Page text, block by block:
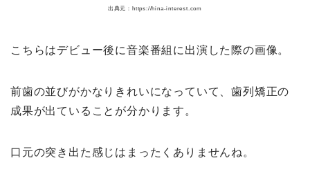
出典元：https://hina-interest.com
こちらはデビュー後に音楽番組に出演した際の画像。
前歯の並びがかなりきれいになっていて、歯列矯正の
成果が出ていることが分かります。
口元の突き出た感じはまったくありませんね。